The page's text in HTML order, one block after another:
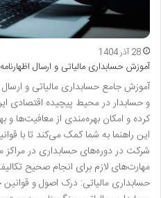
28 آذر 1404
آموزش حسابداری مالیاتی و ارسال اظهارنامه
آموزش جامع حسابداری مالیاتی و
و حسابدار در محیط پیچیده اقتصادی
کرده و امکان بهره‌مندی از معافیت‌ها و
این راهنما به شما کمک می‌کند تا با
شرکت در دوره‌های حسابداری در مراکز
مهارت‌های لازم برای انجام صحیح
حسابداری مالیاتی: درک اصول و